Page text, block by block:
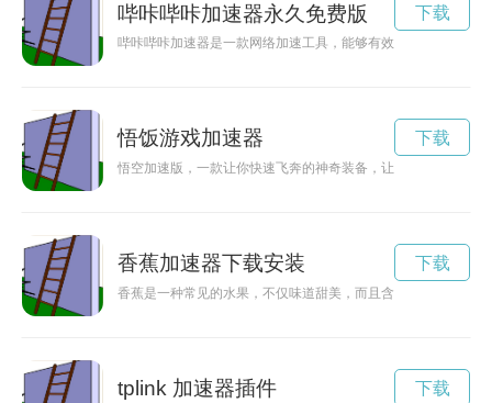
哔咔哔咔加速器永久免费版
哔咔哔咔加速器是一款网络加速工具，能够有效提升网络速度
下载
悟饭游戏加速器
悟空加速版，一款让你快速飞奔的神奇装备，让你的生活更加便
下载
香蕉加速器下载安装
香蕉是一种常见的水果，不仅味道甜美，而且含有丰富的营养
下载
tplink 加速器插件 下载